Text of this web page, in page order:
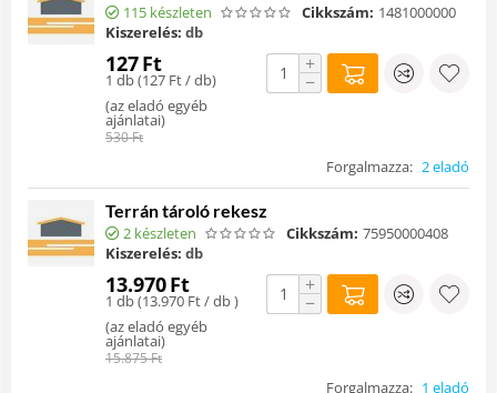
115 készleten Cikkszám: 1481000000
Kiszerelés: db
127Ft
1 db (127 Ft/ db)
(az eladó egyéb
ajánlatai)
530Ft
+
−
Forgalmazza: 2 eladó
Terrán tároló rekesz
2 készleten Cikkszám: 75950000408
Kiszerelés: db
13.970Ft
1 db (13.970 Ft/ db )
(az eladó egyéb
ajánlatai)
15.875Ft
+
−
Forgalmazza: 1 eladó